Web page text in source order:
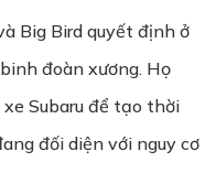
Big Bird quyết định ở
đoàn xương. Họ
Subaru để tạo thời
đối diện với nguy cơ